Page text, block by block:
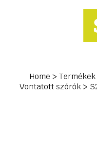
Home > Termékek
Vontatott szórók >